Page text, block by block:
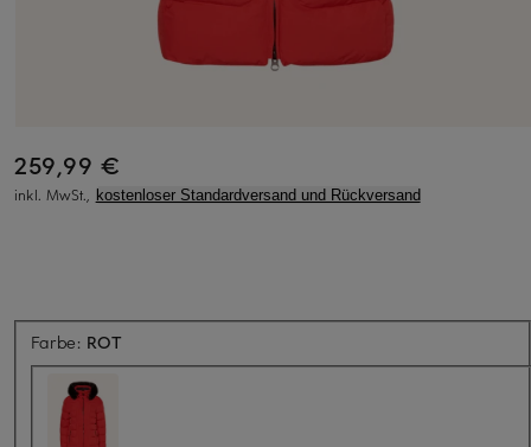
259,99 €
inkl. MwSt., kostenloser Standardversand und Rückversand
Farbe: ROT